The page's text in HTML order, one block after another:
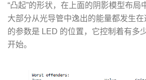
“凸起”的形状，在上面的阴影模型布局
大部分从光导管中逸出的能量都发生
的参数是 LED 的位置，它控制着有多
开始。